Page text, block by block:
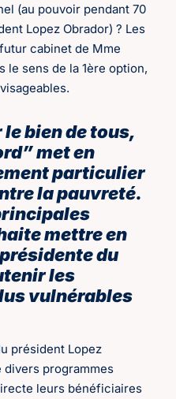
(au pouvoir pendant 70
Lopez Obrador) ? Les
cabinet de Mme
le sens de la 1ère option,
bien de tous,
met en
particulier
la pauvreté.
mettre en
du
les
vulnérables
président Lopez
divers programmes
leurs bénéficiaires